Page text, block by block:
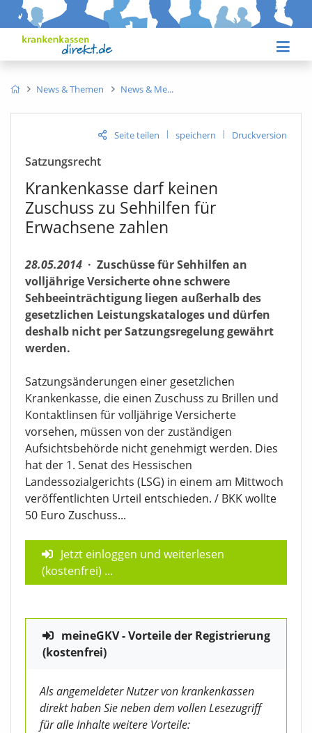
News & Themen News & Me
Seite teilen | speichern | Druckversion
Satzungsrecht
Krankenkasse darf keinen
Zuschuss zu Sehhilfen für
Erwachsene zahlen
28.05.2014 · Zuschüsse für Sehhilfen an
volljährige Versicherte ohne schwere
Sehbeeinträchtigung liegen außerhalb des
gesetzlichen Leistungskataloges und dürfen
deshalb nicht per Satzungsregelung gewährt
werden.
Satzungsänderungen einer gesetzlichen
Krankenkasse, die einen Zuschuss zu Brillen und
Kontaktlinsen für volljährige Versicherte
vorsehen, müssen von der zuständigen
Aufsichtsbehörde nicht genehmigt werden. Dies
hat der 1. Senat des Hessischen
Landessozialgerichts (LSG) in einem am Mittwoch
veröffentlichten Urteil entschieden. / BKK wollte
50 Euro Zuschuss...
Jetzt einloggen und weiterlesen
(kostenfrei) ...
meineGKV - Vorteile der Registrierung
(kostenfrei)
Als angemeldeter Nutzer von krankenkassen
direkt haben Sie neben dem vollen Lesezugriff
für alle Inhalte weitere Vorteile: